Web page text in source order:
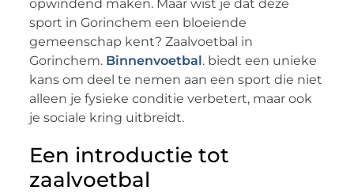
opwindend maken. Maar wist je dat deze
sport in Gorinchem een bloeiende
gemeenschap kent? Zaalvoetbal in
Gorinchem. Binnenvoetbal. biedt een unieke
kans om deel te nemen aan een sport die niet
alleen je fysieke conditie verbetert, maar ook
je sociale kring uitbreidt.
Een introductie tot
zaalvoetbal